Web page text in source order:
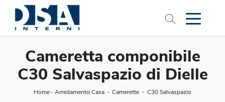
Cameretta componibile
C30 Salvaspazio di Dielle
Home-Arredamento Casa - Camerette - C30 Salvaspazio